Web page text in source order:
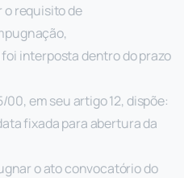
o requisito de
interposta dentro do prazo
em seu artigo 12, dispõe:
fixada para abertura da
o ato convocatório do